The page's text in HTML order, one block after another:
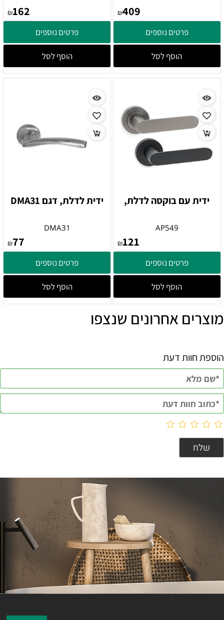
₪409
פרטים נוספים
הוסף לסל
₪162
פרטים נוספים
הוסף לסל
ידית עם בוקסה לדלת,
AP549
₪121
פרטים נוספים
הוסף לסל
ידית לדלת, דגם DMA31
DMA31
₪77
פרטים נוספים
הוסף לסל
מוצרים אחרונים שנצפו
הוספת חוות דעת